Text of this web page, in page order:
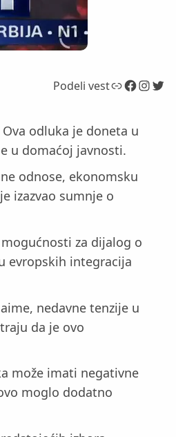
Podeli vestLink Facebook InstagramTwitter
odluka je doneta u
u domaćoj javnosti.
odnose, ekonomsku
izazvao sumnje o
za dijalog o
evropskih integracija
nedavne tenzije u
da je ovo
može imati negativne
moglo dodatno